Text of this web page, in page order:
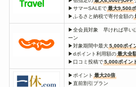
▶サマーSALEで最大9,500
▶ふるさと納税で寄付金額の
▶全会員対象 早ければ早い
ーン
▶対象期間中最大5,000ポイ
▶dポイント利用額の最大全
▶口コミ投稿で5,000ポイン
▶ポイント最大20倍
▶直前割引プラン